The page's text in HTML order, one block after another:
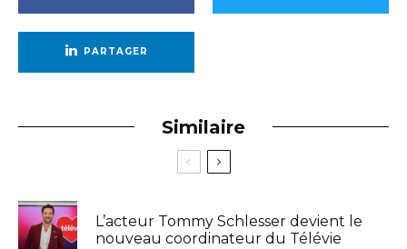
PARTAGER
Similaire
L’acteur Tommy Schlesser devient le
nouveau coordinateur du Télévie